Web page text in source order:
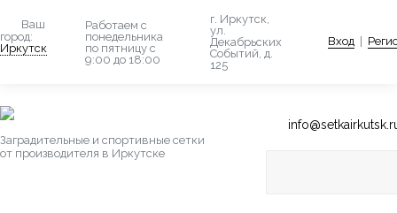
Ваш
город:
Иркутск
Работаем с
понедельника
по пятницу с
9:00 до 18:00
г. Иркутск,
ул.
Декабрьских
Событий, д.
125
Вход
Заградительные и спортивные сетки
от производителя в Иркутске